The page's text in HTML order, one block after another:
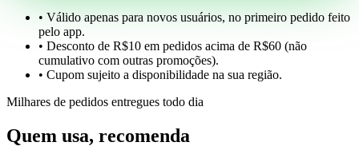
• Válido apenas para novos usuários, no primeiro pedido feito
pelo app.
• Desconto de R$10 em pedidos acima de R$60 (não
cumulativo com outras promoções).
• Cupom sujeito a disponibilidade na sua região.
Milhares de pedidos entregues todo dia
Quem usa, recomenda